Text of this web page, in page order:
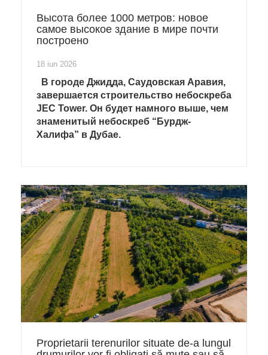
Высота более 1000 метров: новое
самое высокое здание в мире почти
построено
18 iun 2026
В городе Джидда, Саудовская Аравия,
завершается строительство небоскреба
JEC Tower. Он будет намного выше, чем
знаменитый небоскреб “Бурдж-
Халифа” в Дубае.
Proprietarii terenurilor situate de-a lungul